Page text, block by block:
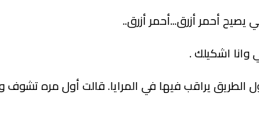
يصيح أحمر أزرق...أحمر أزرق..
وانا اشكيلك .
يراقب فيها في المرايا. قالت أول مره تشوف